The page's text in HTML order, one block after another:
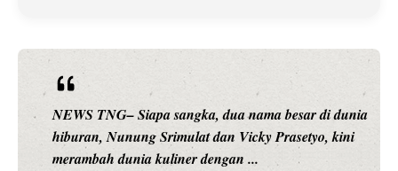
NEWS TNG– Siapa sangka, dua nama besar di dunia
hiburan, Nunung Srimulat dan Vicky Prasetyo, kini
merambah dunia kuliner dengan ...